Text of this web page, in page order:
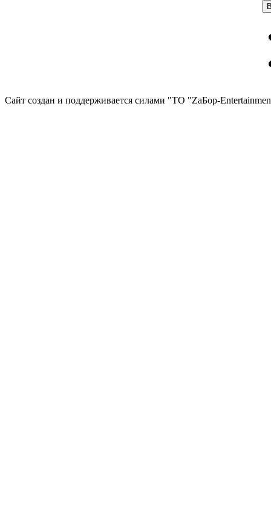
Сайт создан и поддерживается силами "ТО "ZаБор-